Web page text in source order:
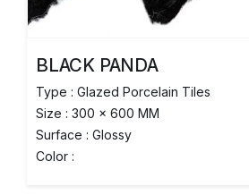
BLACK PANDA
Type : Glazed Porcelain Tiles
Size : 300 x 600 MM
Surface : Glossy
Color :